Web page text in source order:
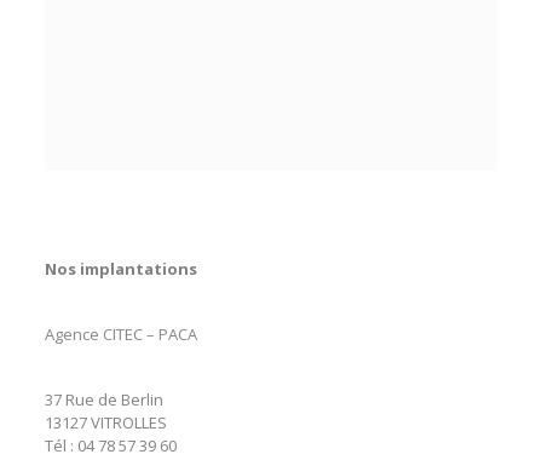
Nos implantations
Agence CITEC – PACA
37 Rue de Berlin
13127 VITROLLES
Tél : 04 78 57 39 60